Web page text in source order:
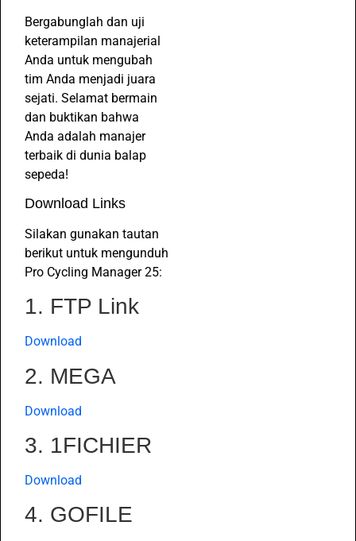
Bergabunglah dan uji
keterampilan manajerial
Anda untuk mengubah
tim Anda menjadi juara
sejati. Selamat bermain
dan buktikan bahwa
Anda adalah manajer
terbaik di dunia balap
sepeda!
Download Links
Silakan gunakan tautan
berikut untuk mengunduh
Pro Cycling Manager 25:
1. FTP Link
Download
2. MEGA
Download
3. 1FICHIER
Download
4. GOFILE